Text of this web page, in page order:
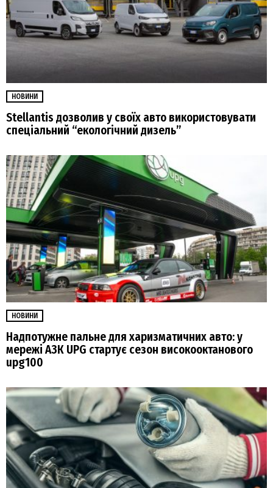
НОВИНИ
Stellantis дозволив у своїх авто використовувати
спеціальний “екологічний дизель”
НОВИНИ
Надпотужне пальне для харизматичних авто: у
мережі АЗК UPG стартує сезон високооктанового
upg100